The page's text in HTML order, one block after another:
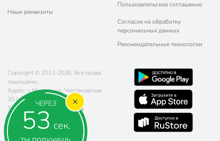
ЧЕРЕЗ
52 сек.
Наши реквизиты
Пользовательское соглашение
Согласие на обработку
персональных данных
Рекомендательные технологии
Copyright © 2011-2026. Все права
защищены.
Адрес: г. Москва, ул. Чертановская
20 (метро Южная)
Телефон:
8 (800) 770-77-06
Почта:sales@poryadok.ru